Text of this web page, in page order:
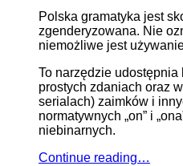
Polska gramatyka jest
zgenderyzowana. Nie
niemożliwe jest używanie
To narzędzie udostępnia
prostych zdaniach oraz
serialach) zaimków i
normatywnych „on” i
niebinarnych.
Continue reading…